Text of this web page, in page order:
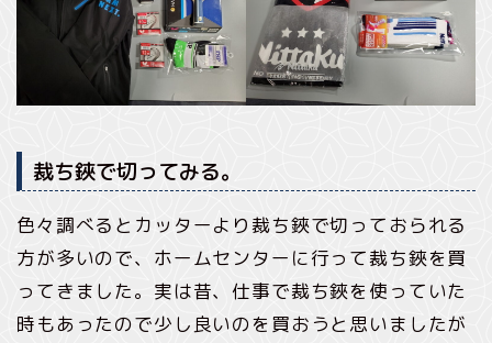
裁ち鋏で切ってみる。
色々調べるとカッターより裁ち鋏で切っておられる
方が多いので、ホームセンターに行って裁ち鋏を買
ってきました。実は昔、仕事で裁ち鋏を使っていた
時もあったので少し良いのを買おうと思いましたが